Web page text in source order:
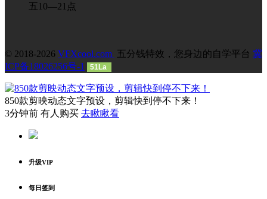
五10—21点
© 2018-2026 VFXcool.com 五分钱特效，您身边的自学平台 冀
ICP备18026256号-1
51La
850款剪映动态文字预设，剪辑快到停不下来！
3分钟前 有人购买 去瞅瞅看
升级VIP
每日签到